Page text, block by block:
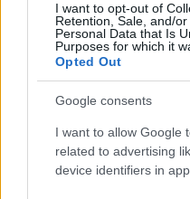
I want to opt-out of
Retention, Sale, and/
Personal Data that Is
Purposes for which it
Opted Out
Google consents
I want to allow Google
related to advertising
device identifiers in